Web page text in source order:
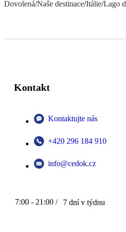
Dovolená/Naše destinace/Itálie/Lago
Kontakt
Kontaktujte nás
+420 296 184 910
info@cedok.cz
7:00 - 21:00 / 7 dní v týdnu